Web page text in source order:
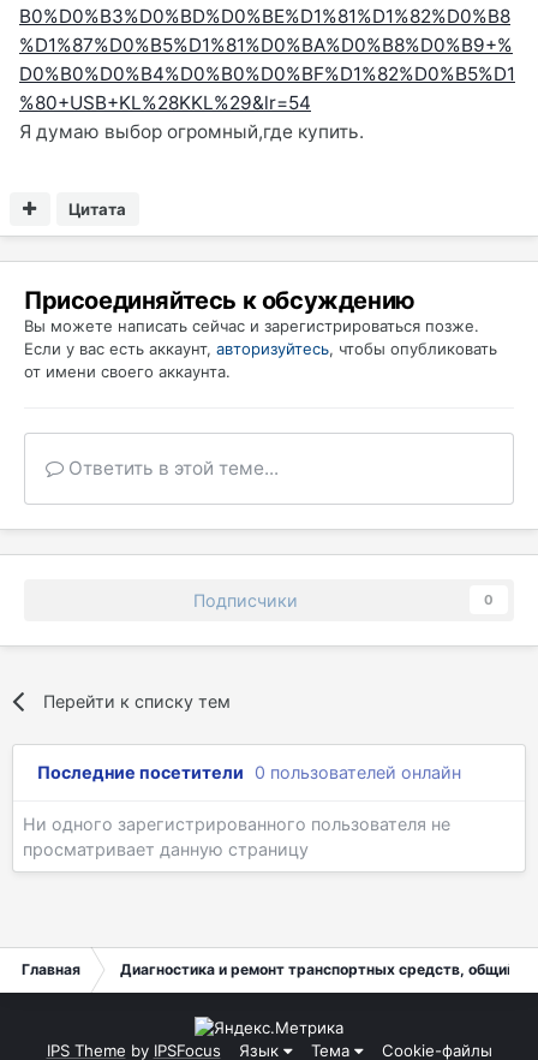
B0%D0%B3%D0%BD%D0%BE%D1%81%D1%82%D0%B8
%D1%87%D0%B5%D1%81%D0%BA%D0%B8%D0%B9+%
D0%B0%D0%B4%D0%B0%D0%BF%D1%82%D0%B5%D1
%80+USB+KL%28KKL%29&lr=54
Я думаю выбор огромный,где купить.
Цитата
Присоединяйтесь к обсуждению
Вы можете написать сейчас и зарегистрироваться позже.
Если у вас есть аккаунт, авторизуйтесь, чтобы опубликовать
от имени своего аккаунта.
Ответить в этой теме...
Подписчики 0
Перейти к списку тем
Последние посетители 0 пользователей онлайн
Ни одного зарегистрированного пользователя не
просматривает данную страницу
Главная Диагностика и ремонт транспортных средств, общий
IPS Theme by IPSFocus Язык Тема Cookie-файлы